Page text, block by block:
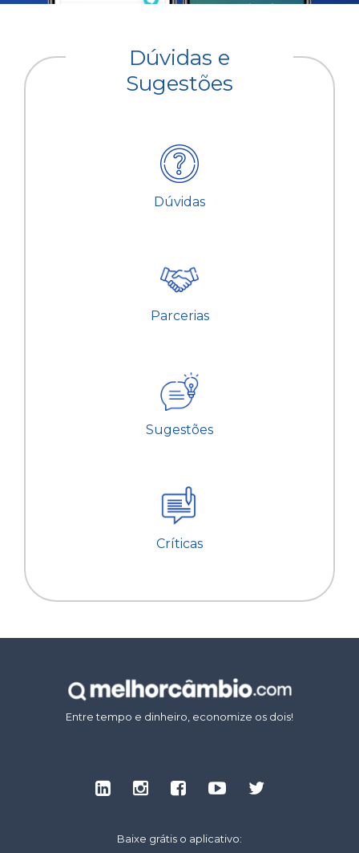
Dúvidas e
Sugestões
Dúvidas
Parcerias
Sugestões
Críticas
Entre tempo e dinheiro, economize os dois!
Baixe grátis o aplicativo: